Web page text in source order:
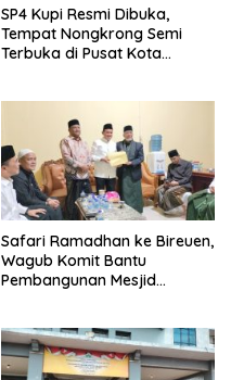
SP4 Kupi Resmi Dibuka,
Tempat Nongkrong Semi
Terbuka di Pusat Kota
Safari Ramadhan ke Bireuen,
Wagub Komit Bantu
Pembangunan Mesjid